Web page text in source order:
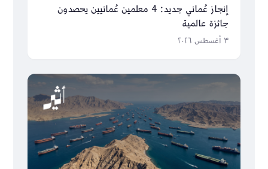
إنجاز عُماني جديد: 4 معلمين عُمانيين يحصدون
جائزة عالمية
٣ أغسطس ٢٠٢٦